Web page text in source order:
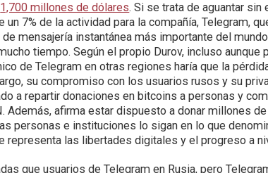
1,700 millones de dólares. Si se trata de aguantar
7% de la actividad para la compañía, Telegram,
mensajería instantánea más importante del
tiempo. Según el propio Durov, incluso
de Telegram en otras regiones haría que la
su compromiso con los usuarios rusos y su
a repartir donaciones en bitcoins a personas y
Además, afirma estar dispuesto a donar millones
personas e instituciones lo sigan en lo que
representa las libertades digitales y el progreso a
que usuarios de Telegram en Rusia, pero